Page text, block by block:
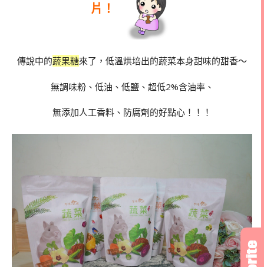
片！
傳說中的蔬果糖來了，低溫烘培出的蔬菜本身甜味的甜香～
無調味粉、低油、低鹽、超低2%含油率、
無添加人工香料、防腐劑的好點心！！！